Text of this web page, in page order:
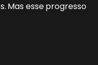
Mas esse progresso